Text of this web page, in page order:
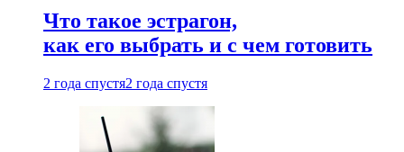
Что такое эстрагон,
как его выбрать и с чем готовить
2 года спустя2 года спустя